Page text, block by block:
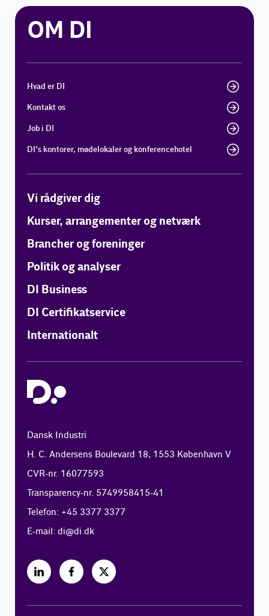
OM DI
Hvad er DI
Kontakt os
Job i DI
DI's kontorer, mødelokaler og konferencehotel
Vi rådgiver dig
Kurser, arrangementer og netværk
Brancher og foreninger
Politik og analyser
DI Business
DI Certifikatservice
Internationalt
Dansk Industri
H. C. Andersens Boulevard 18, 1553 København V
CVR-nr. 16077593
Transparency-nr. 5749958415-41
Telefon: +45 3377 3377
E-mail:di@di.dk